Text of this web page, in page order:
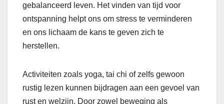
gebalanceerd leven. Het vinden van tijd voor
ontspanning helpt ons om stress te verminderen
en ons lichaam de kans te geven zich te
herstellen.
Activiteiten zoals yoga, tai chi of zelfs gewoon
rustig lezen kunnen bijdragen aan een gevoel van
rust en welzijn. Door zowel beweging als